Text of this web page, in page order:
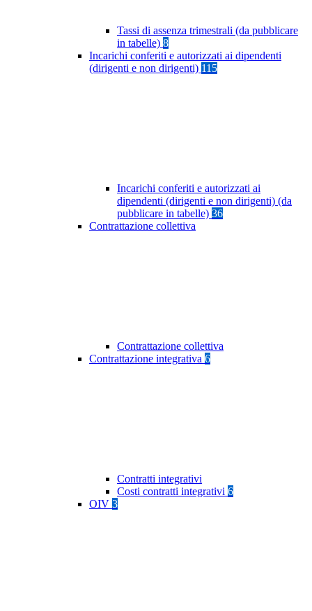
Tassi di assenza trimestrali (da pubblicare
in tabelle) 8
Incarichi conferiti e autorizzati ai dipendenti
(dirigenti e non dirigenti) 115
Incarichi conferiti e autorizzati ai
dipendenti (dirigenti e non dirigenti) (da
pubblicare in tabelle) 36
Contrattazione collettiva
Contrattazione collettiva
Contrattazione integrativa 6
Contratti integrativi
Costi contratti integrativi 6
OIV 3